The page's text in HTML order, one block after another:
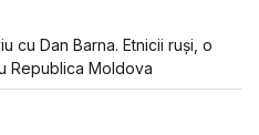
cu Dan Barna. Etnicii ruși, o
Republica Moldova